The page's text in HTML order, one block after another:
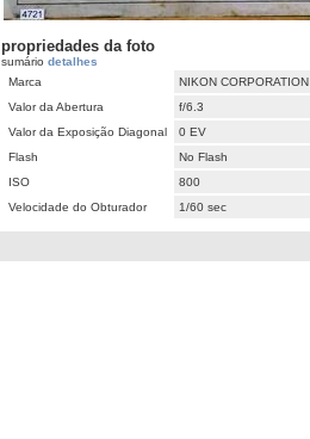
propriedades da foto
sumário detalhes
Marca
NIKON CORPORATION
Valor da Abertura
f/6.3
Valor da Exposição Diagonal
0 EV
Flash
No Flash
ISO
800
Velocidade do Obturador
1/60 sec